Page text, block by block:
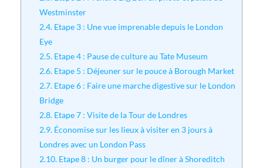
Westminster
2.4. Etape 3 : Une vue imprenable depuis le London
Eye
2.5. Etape 4 : Pause de culture au Tate Museum
2.6. Etape 5 : Déjeuner sur le pouce à Borough Market
2.7. Etape 6 : Faire une marche digestive sur le London
Bridge
2.8. Etape 7 : Visite de la Tour de Londres
2.9. Économise sur les lieux à visiter en 3 jours à
Londres avec un London Pass
2.10. Etape 8 : Un burger pour le dîner à Shoreditch